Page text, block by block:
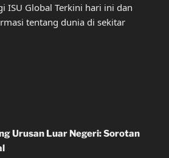
ISU Global Terkini hari ini dan
tentang dunia di sekitar
Urusan Luar Negeri: Sorotan